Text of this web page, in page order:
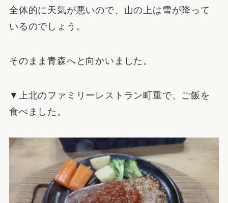
全体的に天気が悪いので、山の上は雪が降って
いるのでしょう。
そのまま青森へと向かいました。
▼上北のファミリーレストラン町重で、ご飯を
食べました。